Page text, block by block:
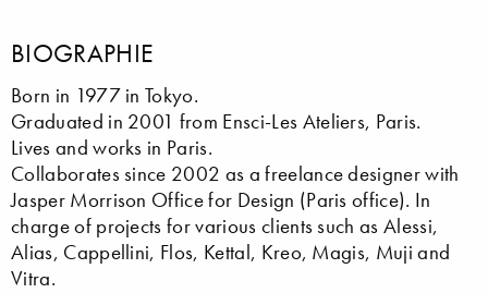
BIOGRAPHIE
Born in 1977 in Tokyo.
Graduated in 2001 from Ensci-Les Ateliers, Paris.
Lives and works in Paris.
Collaborates since 2002 as a freelance designer with
Jasper Morrison Office for Design (Paris office). In
charge of projects for various clients such as Alessi,
Alias, Cappellini, Flos, Kettal, Kreo, Magis, Muji and
Vitra.